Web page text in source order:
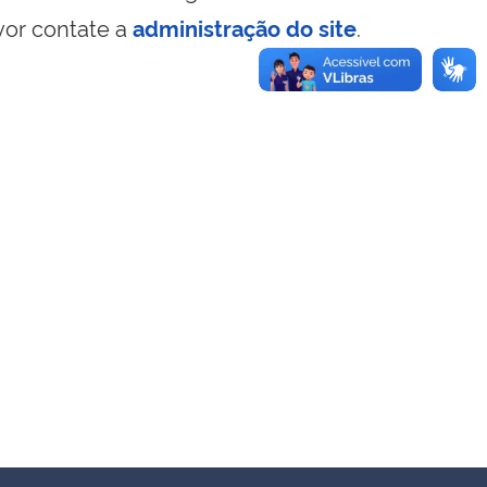
contate a administração do site.